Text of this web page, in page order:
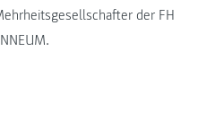
der FH